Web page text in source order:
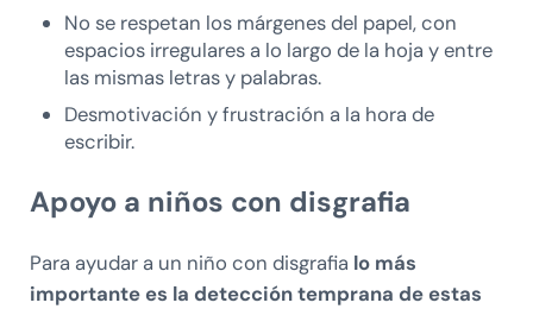
No se respetan los márgenes del papel, con
espacios irregulares a lo largo de la hoja y entre
las mismas letras y palabras.
Desmotivación y frustración a la hora de
escribir.
Apoyo a niños con disgrafia
Para ayudar a un niño con disgrafia lo más
importante es la detección temprana de estas